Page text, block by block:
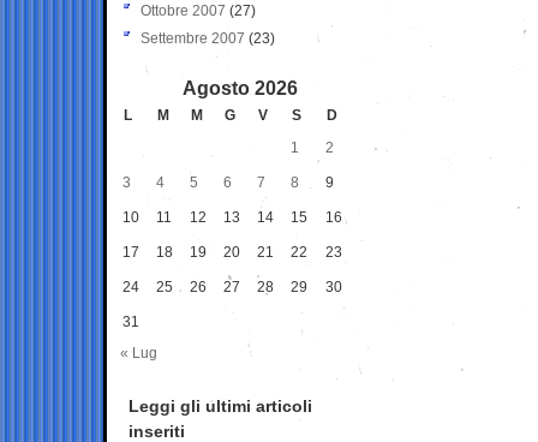
Ottobre 2007 (27)
Settembre 2007 (23)
Agosto 2026
L M M G V S
D
1
2
3 4 5 6 7 8 9
10 11 12 13 14 15 16
17 18 19 20 21 22 23
24 25 26 27 28 29 30
31
« Lug
Leggi gli ultimi articoli
inseriti